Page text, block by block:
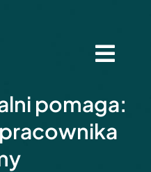
pomaga: